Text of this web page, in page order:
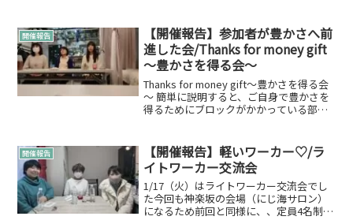
地球以外の星から地球に転生してきた宇
宙人や天使のことを指...
開催報告
【開催報告】参加者が豊かさへ前
進した会/Thanks for money gift
～豊かさを得る会～
Thanks for money gift～豊かさを得る会
～ 簡単に説明すると、ご自身で豊かさを
得るためにブロックがかかっている部分
リチュアルの観点や、現実的な観点を交...
開催報告
【開催報告】軽いワーカー♡/ラ
イトワーカー交流会
1/17（火）はライトワーカー交流会でし
た今回も神楽坂の会場（にじ海サロン）
になるため前回と同様に、、定員4名制の